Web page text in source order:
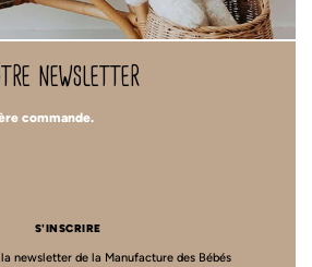
newsletter
commande.
S'INSCRIRE
newsletter de la Manufacture des Bébés